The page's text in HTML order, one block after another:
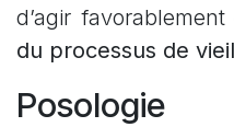
d’agir favorablement
du processus de
Posologie